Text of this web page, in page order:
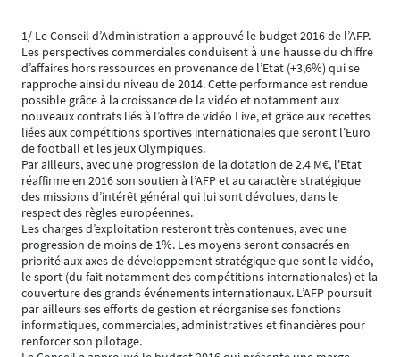
1/ Le Conseil d’Administration a approuvé le budget 2016 de l’AFP.
Les perspectives commerciales conduisent à une hausse du chiffre
d’affaires hors ressources en provenance de l’Etat (+3,6%) qui se
rapproche ainsi du niveau de 2014. Cette performance est rendue
possible grâce à la croissance de la vidéo et notamment aux
nouveaux contrats liés à l’offre de vidéo Live, et grâce aux recettes
liées aux compétitions sportives internationales que seront l’Euro
de football et les jeux Olympiques.
Par ailleurs, avec une progression de la dotation de 2,4 M€, l'Etat
réaffirme en 2016 son soutien à l’AFP et au caractère stratégique
des missions d’intérêt général qui lui sont dévolues, dans le
respect des règles européennes.
Les charges d’exploitation resteront très contenues, avec une
progression de moins de 1%. Les moyens seront consacrés en
priorité aux axes de développement stratégique que sont la vidéo,
le sport (du fait notamment des compétitions internationales) et la
couverture des grands événements internationaux. L’AFP poursuit
par ailleurs ses efforts de gestion et réorganise ses fonctions
informatiques, commerciales, administratives et financières pour
renforcer son pilotage.